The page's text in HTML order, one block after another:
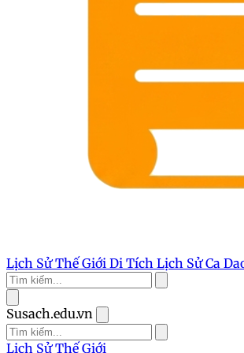
Lịch Sử Thế Giới Di Tích Lịch SửCa
Susach.edu.vn
Lịch Sử Thế Giới